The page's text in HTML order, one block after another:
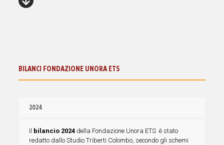
BILANCI FONDAZIONE UNORA ETS
2024
Il bilancio 2024 della Fondazione Unora ETS è stato
redatto dallo Studio Triberti Colombo, secondo gli schemi